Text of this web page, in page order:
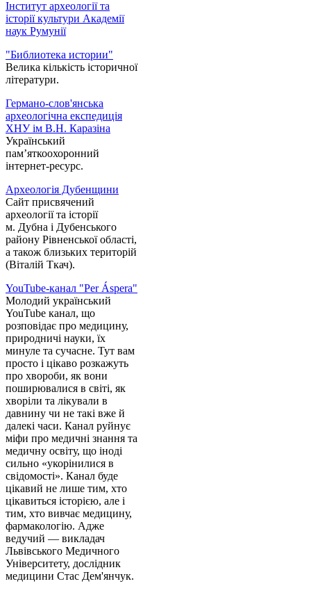
Інститут археології та
історії культури Академії
наук Румунії
"Библиотека истории"
Велика кількість історичної
літератури.
Германо-слов'янська
археологічна експедиція
ХНУ ім В.Н. Каразіна
Український
пам’яткоохоронний
інтернет-ресурс.
Археологія Дубенщини
Сайт присвячений
археології та історії
м. Дубна і Дубенського
району Рівненської області,
а також близьких територій
(Віталій Ткач).
YouTube-канал "Per Áspera"
Молодий український
YouTube канал, що
розповідає про медицину,
природничі науки, їх
минуле та сучасне. Тут вам
просто і цікаво розкажуть
про хвороби, як вони
поширювалися в світі, як
хворіли та лікували в
давнину чи не такі вже й
далекі часи. Канал руйнує
міфи про медичні знання та
медичну освіту, що іноді
сильно «укорінилися в
свідомості». Канал буде
цікавий не лише тим, хто
цікавиться історією, але і
тим, хто вивчає медицину,
фармакологію. Адже
ведучий — викладач
Львівського Медичного
Університету, дослідник
медицини Стас Дем'янчук.